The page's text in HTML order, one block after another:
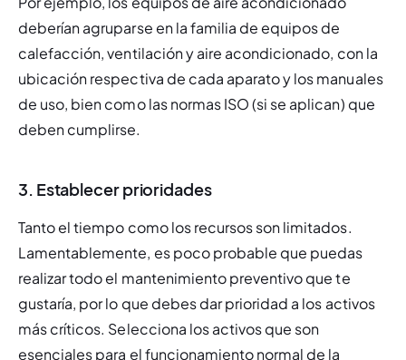
deberían agruparse en la familia de equipos de
calefacción, ventilación y aire acondicionado, con la
ubicación respectiva de cada aparato y los manuales
de uso, bien como las normas ISO (si se aplican) que
deben cumplirse.
3. Establecer prioridades
Tanto el tiempo como los recursos son limitados.
Lamentablemente, es poco probable que puedas
realizar todo el mantenimiento preventivo que te
gustaría, por lo que debes dar prioridad a los activos
más críticos. Selecciona los activos que son
esenciales para el funcionamiento normal de la